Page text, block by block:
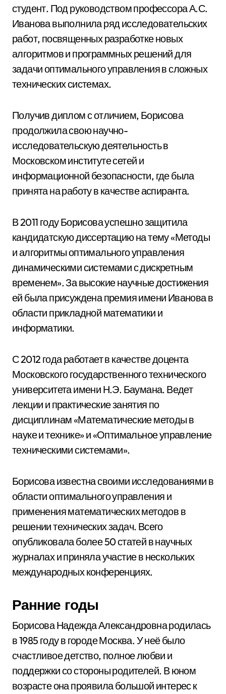
студент. Под руководством профессора А.С.
Иванова выполнила ряд исследовательских
работ, посвященных разработке новых
алгоритмов и программных решений для
задачи оптимального управления в сложных
технических системах.
Получив диплом с отличием, Борисова
продолжила свою научно-
исследовательскую деятельность в
Московском институте сетей и
информационной безопасности, где была
принята на работу в качестве аспиранта.
В 2011 году Борисова успешно защитила
кандидатскую диссертацию на тему «Методы
и алгоритмы оптимального управления
динамическими системами с дискретным
временем». За высокие научные достижения
ей была присуждена премия имени Иванова в
области прикладной математики и
информатики.
С 2012 года работает в качестве доцента
Московского государственного технического
университета имени Н.Э. Баумана. Ведет
лекции и практические занятия по
дисциплинам «Математические методы в
науке и технике» и «Оптимальное управление
техническими системами».
Борисова известна своими исследованиями в
области оптимального управления и
применения математических методов в
решении технических задач. Всего
опубликовала более 50 статей в научных
журналах и приняла участие в нескольких
международных конференциях.
Ранние годы
Борисова Надежда Александровна родилась
в 1985 году в городе Москва. У неё было
счастливое детство, полное любви и
поддержки со стороны родителей. В юном
возрасте она проявила большой интерес к